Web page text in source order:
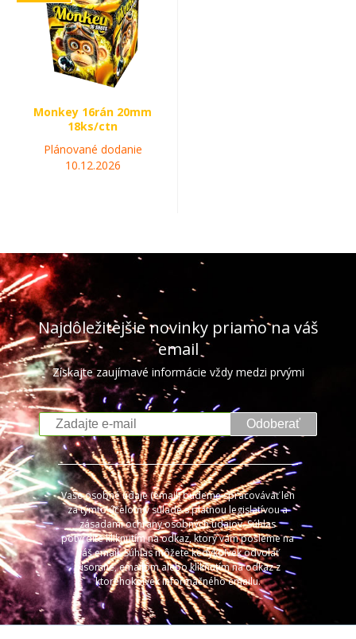
Monkey 16rán 20mm
18ks/ctn
Plánované dodanie
10.12.2026
Najdôležitejšie novinky priamo na váš
email
Získajte zaujímavé informácie vždy medzi prvými
Odoberať
Vaše osobné údaje (email) budeme spracovávať len
za týmto účelom v súlade s platnou legislatívou a
zásadami ochrany osobných údajov. Súhlas
potvrdíte kliknutím na odkaz, ktorý vám pošleme na
váš email. Súhlas môžete kedykoľvek odvolať
písomne, emailom alebo kliknutím na odkaz z
ktoréhokoľvek informačného emailu.